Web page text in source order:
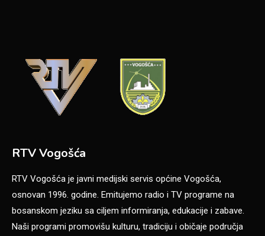
RTV Vogošća
RTV Vogošća je javni medijski servis općine Vogošća,
osnovan 1996. godine. Emitujemo radio i TV programe na
bosanskom jeziku sa ciljem informiranja, edukacije i zabave.
Naši programi promovišu kulturu, tradiciju i običaje područja